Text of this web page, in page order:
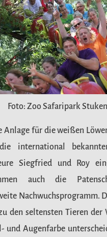
Foto: Zoo Safaripark
Anlage für die weißen
international
Siegfried und Roy
auch die
Nachwuchsprogramm.
den seltensten Tieren der
und Augenfarbe